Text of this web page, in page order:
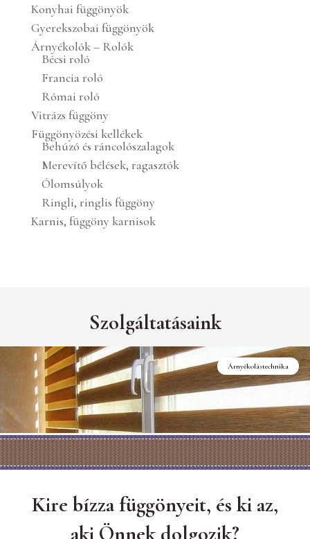
Konyhai függönyök
Gyerekszobai függönyök
Árnyékolók – Rolók
Bécsi roló
Francia roló
Római roló
Vitrázs függöny
Függönyözési kellékek
Behúzó és ráncolószalagok
Merevítő bélések, ragasztók
Ólomsúlyok
Ringli, ringlis függöny
Karnis, függöny karnisok
Szolgáltatásaink
Helyszíni felmérés
Kire bízza függönyeit, és ki az,
aki Önnek dolgozik?